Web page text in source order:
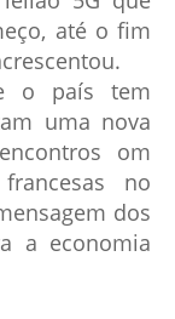
até o fim
o país tem
uma nova
om
no
dos
a economia